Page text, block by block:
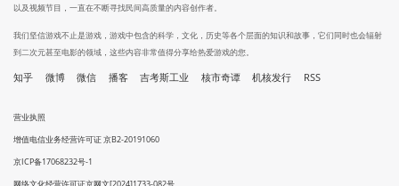
以及视频节目，一直在不断寻找民间高质量的内容创作者。
我们坚信游戏不止是游戏，游戏中包含的科学，文化，历史等各个层面的知识和故事，它们同时也会辐射
到二次元甚至电影的领域，这些内容非常值得分享给热爱游戏的您。
知乎 微博 微信 播客 吉考斯工业 核市奇谭 机核发行 RSS
营业执照
增值电信业务经营许可证 京B2-20191060
京ICP备17068232号-1